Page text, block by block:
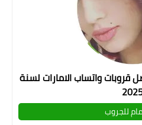
قروبات واتساب الامارات لسنة
للجروب